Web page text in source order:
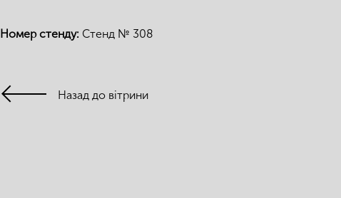
Номер стенду: Стенд № 308
Назад до вітрини